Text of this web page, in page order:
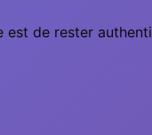
de rester